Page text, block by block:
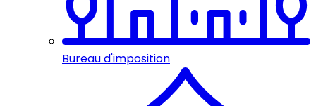
Bureau d'imposition